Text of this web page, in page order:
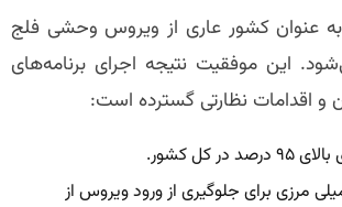
ایران از سال ۲۰۰۱ به عنوان کشور عاری از ویروس وحشی فلج
این موفقیت نتیجه اجرای برنامه‌های
و اقدامات نظارتی گسترده است:
کل کشور.
مرزی برای جلوگیری از ورود ویروس از